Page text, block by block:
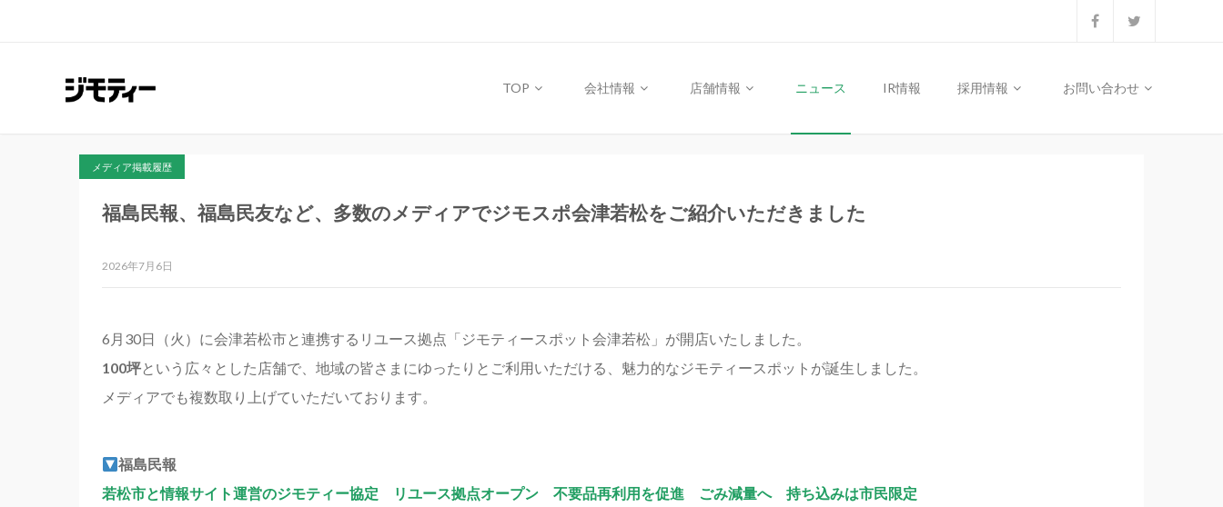
TOP 会社情報 店舗情報 ニュース IR情報 採用情報 お問い合わせ
メディア掲載履歴
福島民報、福島民友など、多数のメディアでジモスポ会津若松をご紹介いただきました
2026年7月6日
6月30日（火）に会津若松市と連携するリユース拠点「ジモティースポット会津若松」が開店いたしました。
100坪という広々とした店舗で、地域の皆さまにゆったりとご利用いただける、魅力的なジモティースポットが誕生しました。
メディアでも複数取り上げていただいております。
福島民報
若松市と情報サイト運営のジモティー協定 リユース拠点オープン 不要品再利用を促進 ごみ減量へ 持ち込みは市民限定